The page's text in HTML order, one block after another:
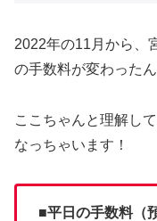
2022年の11月から、
の手数料が変わったん
ここちゃんと理解し
なっちゃいます！
■平日の手数料（